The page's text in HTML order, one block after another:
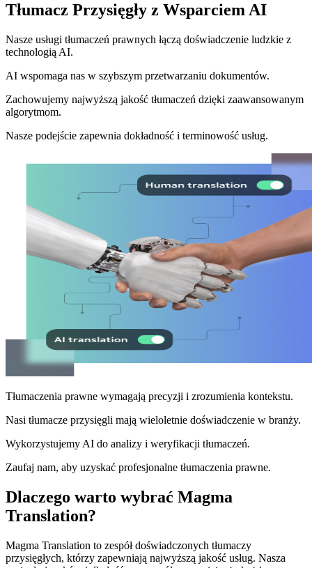
Tłumacz Przysięgły z Wsparciem AI
Nasze usługi tłumaczeń prawnych łączą doświadczenie ludzkie z
technologią AI.
AI wspomaga nas w szybszym przetwarzaniu dokumentów.
Zachowujemy najwyższą jakość tłumaczeń dzięki zaawansowanym
algorytmom.
Nasze podejście zapewnia dokładność i terminowość usług.
Tłumaczenia prawne wymagają precyzji i zrozumienia kontekstu.
Nasi tłumacze przysięgli mają wieloletnie doświadczenie w branży.
Wykorzystujemy AI do analizy i weryfikacji tłumaczeń.
Zaufaj nam, aby uzyskać profesjonalne tłumaczenia prawne.
Dlaczego warto wybrać Magma
Translation?
Magma Translation to zespół doświadczonych tłumaczy
przysięgłych, którzy zapewniają najwyższą jakość usług. Nasza